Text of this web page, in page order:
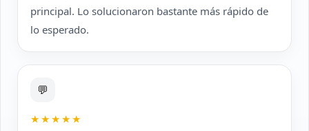
principal. Lo solucionaron bastante más rápido de
lo esperado.
💬
★★★★★